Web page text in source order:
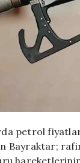
petrol
Bayraktar;